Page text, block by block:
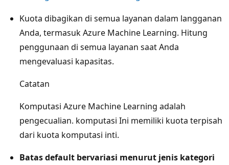
Kuota dibagikan di semua layanan dalam langganan
Anda, termasuk Azure Machine Learning. Hitung
penggunaan di semua layanan saat Anda
mengevaluasi kapasitas.
Catatan
Komputasi Azure Machine Learning adalah
pengecualian. komputasi Ini memiliki kuota terpisah
dari kuota komputasi inti.
Batas default bervariasi menurut jenis kategori